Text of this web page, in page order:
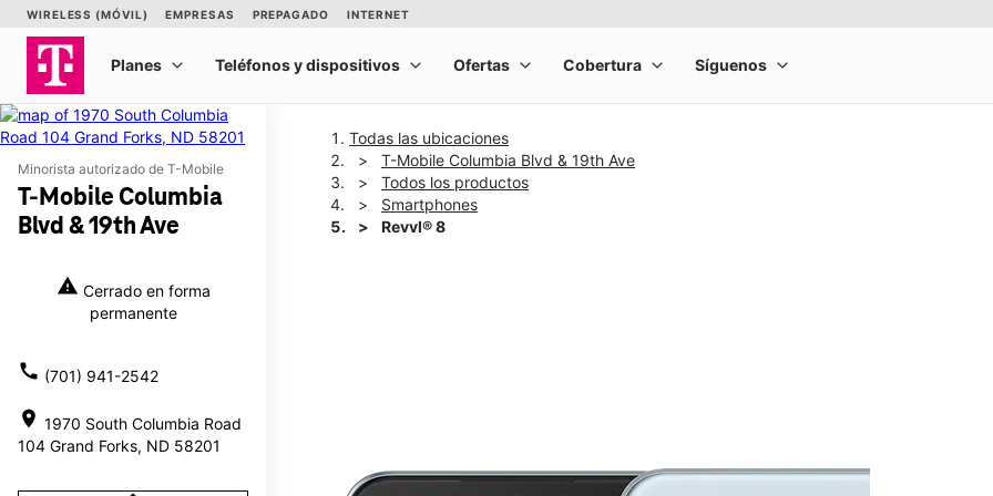
Minorista autorizado de T-Mobile
T-Mobile Columbia
Blvd & 19th Ave
warning Cerrado en forma
permanente
call (701) 941-2542
location_on 1970 South Columbia Road
104 Grand Forks, ND 58201
Todas las ubicaciones
T-Mobile Columbia Blvd & 19th Ave
Todos los productos
Smartphones
Revvl® 8